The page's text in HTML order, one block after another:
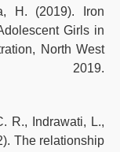
H. (2019). Iron
Girls in
North West
2019.
R., Indrawati, L.,
The relationship